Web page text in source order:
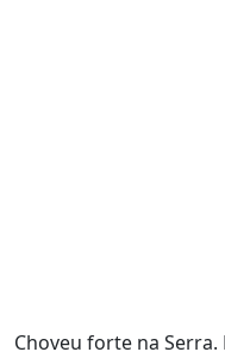
Choveu forte na